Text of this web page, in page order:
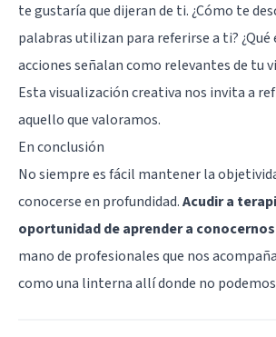
te gustaría que dijeran de ti. ¿Cómo te
palabras utilizan para referirse a ti? ¿Qué
acciones señalan como relevantes de tu
Esta visualización creativa nos invita a
aquello que valoramos.
En conclusión
No siempre es fácil mantener la
conocerse en profundidad.Acudir a
oportunidad de aprender a
mano de profesionales que nos
como una linterna allí donde no podemos